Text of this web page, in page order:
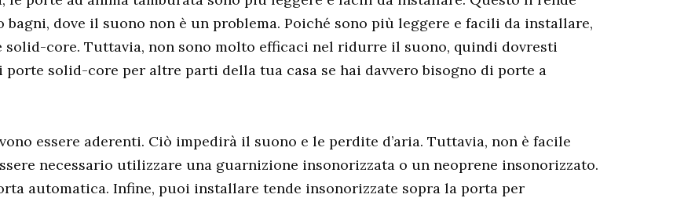
bagni, dove il suono non è un problema. Poiché sono più leggere e facili da installare,
core. Tuttavia, non sono molto efficaci nel ridurre il suono, quindi dovresti
solid-core per altre parti della tua casa se hai davvero bisogno di porte a
essere aderenti. Ciò impedirà il suono e le perdite d’aria. Tuttavia, non è facile
necessario utilizzare una guarnizione insonorizzata o un neoprene insonorizzato.
automatica. Infine, puoi installare tende insonorizzate sopra la porta per